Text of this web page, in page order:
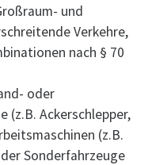
und
Verkehre,
nach § 70
oder
(z.B. Ackerschlepper,
(z.B.
Sonderfahrzeuge